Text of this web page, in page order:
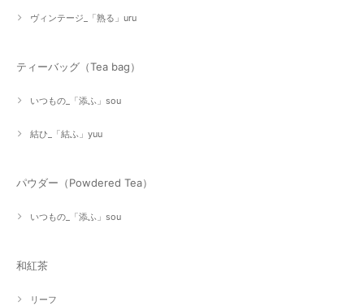
ヴィンテージ_「熟る」uru
ティーバッグ（Tea bag）
いつもの_「添ふ」sou
結ひ_「結ふ」yuu
パウダー（Powdered Tea）
いつもの_「添ふ」sou
和紅茶
リーフ